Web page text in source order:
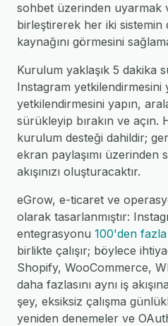
sohbet üzerinden uyarmak
birleştirerek her iki sistemin
kaynağını görmesini
Kurulum yaklaşık 5 dakika
Instagram yetkilendirmesini
yetkilendirmesini yapın,
sürükleyip bırakın ve
kurulum desteği dahildir;
ekran paylaşımı üzerinden
akışınızı oluşturacaktır.
eGrow, e-ticaret ve
olarak tasarlanmıştır:
entegrasyonu 100'den
birlikte çalışır; böylece
Shopify, WooCommerce,
daha fazlasını aynı iş
şey, eksiksiz çalışma
yeniden denemeler ve